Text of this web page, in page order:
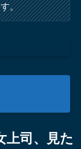
。
上司、見た